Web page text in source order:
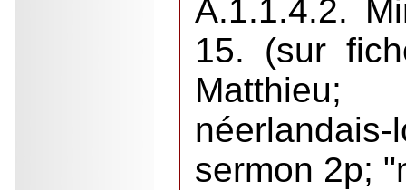
A.1.1.4.2.
15. (sur
sermon 2p;